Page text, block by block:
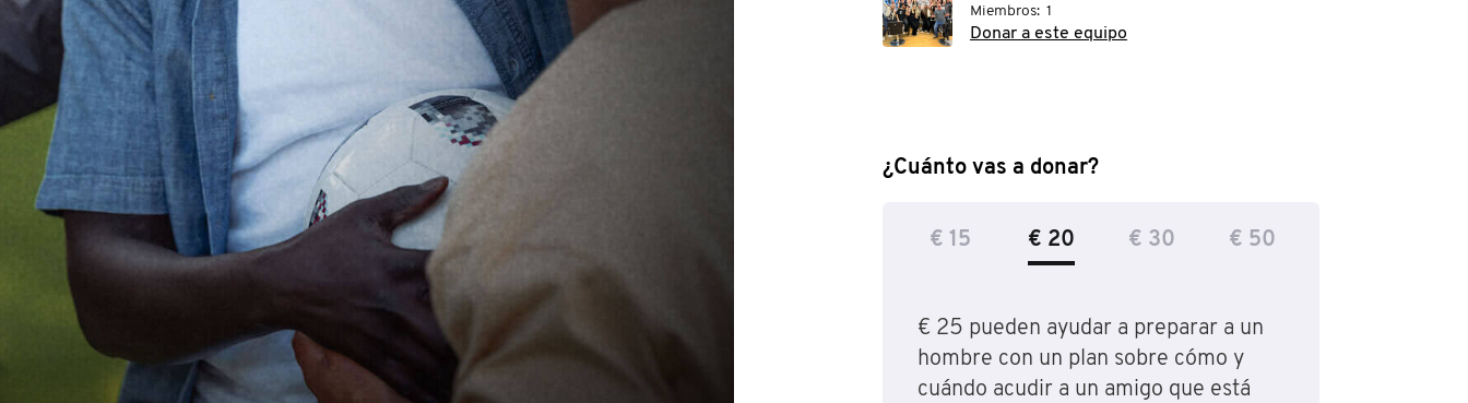
Miembros: 1
Donar a este equipo
¿Cuánto vas a donar?
€ 15 € 20 € 30 € 50
€ 25 pueden ayudar a preparar a un
hombre con un plan sobre cómo y
cuándo acudir a un amigo que está